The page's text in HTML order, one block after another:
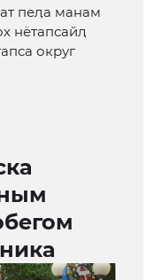
пеӆа манам
нётапсайӆ
округ